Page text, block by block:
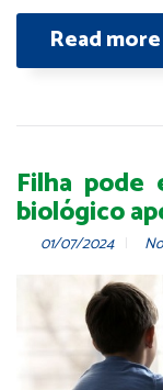
Read more
Filha pode
biológico
01/07/2024